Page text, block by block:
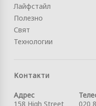
Лайфстайл
Полезно
Свят
Технологии
Контакти
Адрес
158 High Street
020